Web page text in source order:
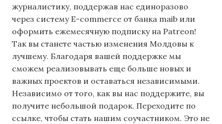
журналистику, поддержав нас единоразово
через систему E-commerce от банка maib или
оформить ежемесячную подписку на Patreon!
Так вы станете частью изменения Молдовы к
лучшему. Благодаря вашей поддержке мы
сможем реализовывать еще больше новых и
важных проектов и оставаться независимыми.
Независимо от того, как вы нас поддержите, вы
получите небольшой подарок. Переходите по
ссылке, чтобы стать нашим соучастником. Это не